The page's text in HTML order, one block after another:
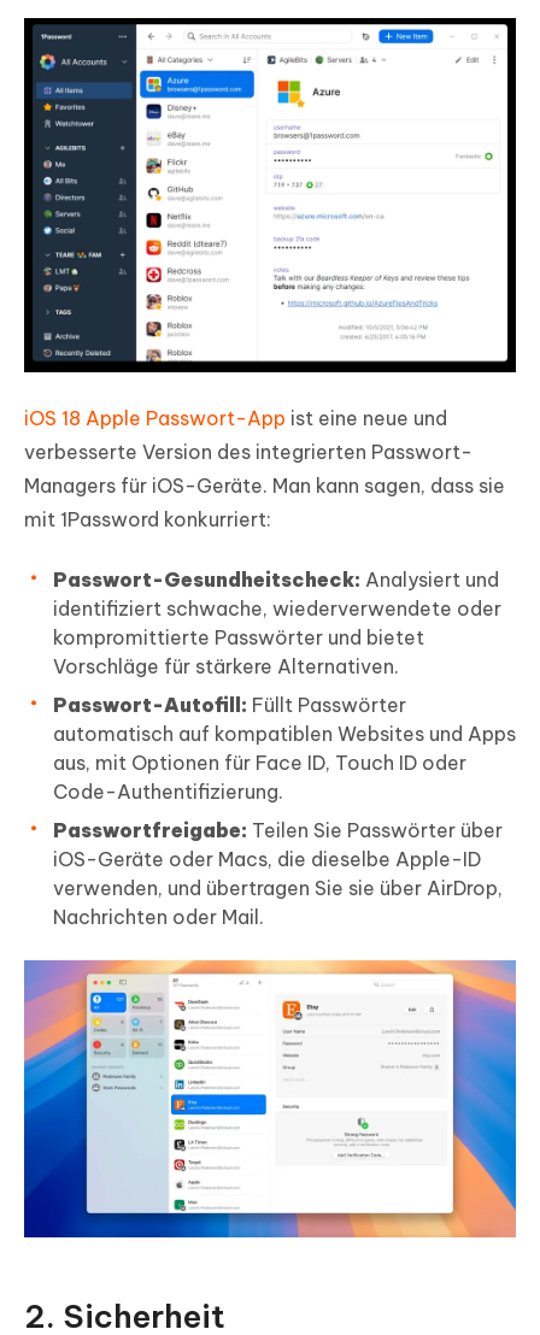
iOS 18 Apple Passwort-App ist eine neue und
verbesserte Version des integrierten Passwort-
Managers für iOS-Geräte. Man kann sagen, dass sie
mit 1Password konkurriert:
Passwort-Gesundheitscheck: Analysiert und
identifiziert schwache, wiederverwendete oder
kompromittierte Passwörter und bietet
Vorschläge für stärkere Alternativen.
Passwort-Autofill: Füllt Passwörter
automatisch auf kompatiblen Websites und Apps
aus, mit Optionen für Face ID, Touch ID oder
Code-Authentifizierung.
Passwortfreigabe: Teilen Sie Passwörter über
iOS-Geräte oder Macs, die dieselbe Apple-ID
verwenden, und übertragen Sie sie über AirDrop,
Nachrichten oder Mail.
2. Sicherheit